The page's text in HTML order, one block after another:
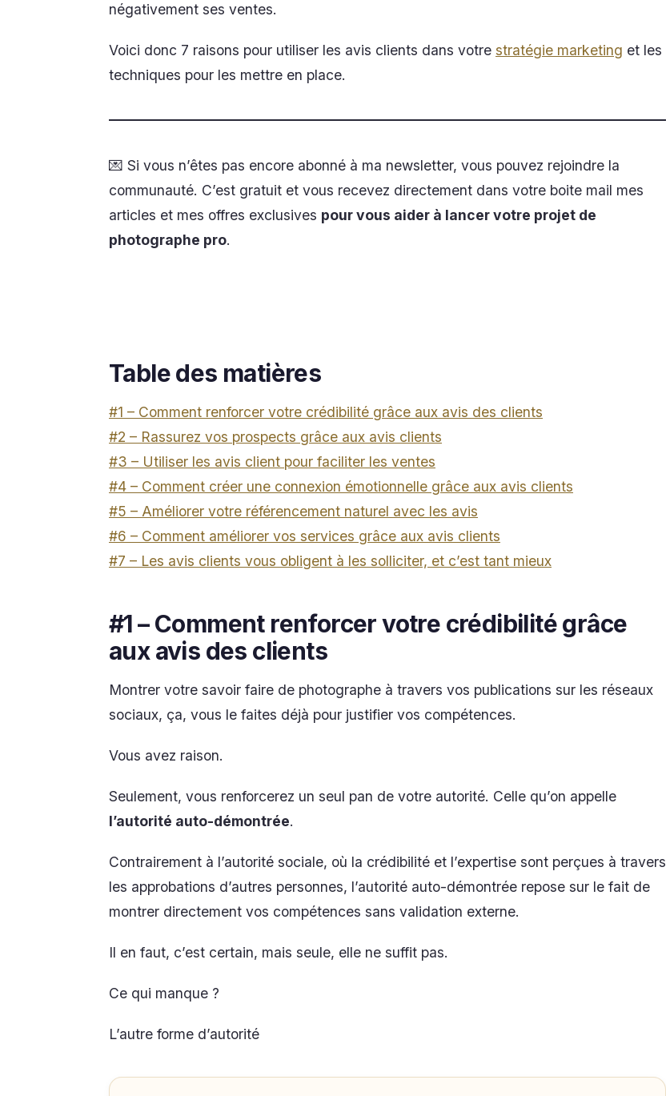
négativement ses ventes.
Voici donc 7 raisons pour utiliser les avis clients dans votre stratégie marketing et les
techniques pour les mettre en place.
💌 Si vous n’êtes pas encore abonné à ma newsletter, vous pouvez rejoindre la
communauté. C’est gratuit et vous recevez directement dans votre boite mail mes
articles et mes offres exclusives pour vous aider à lancer votre projet de
photographe pro.
Table des matières
#1 – Comment renforcer votre crédibilité grâce aux avis des clients
#2 – Rassurez vos prospects grâce aux avis clients
#3 – Utiliser les avis client pour faciliter les ventes
#4 – Comment créer une connexion émotionnelle grâce aux avis clients
#5 – Améliorer votre référencement naturel avec les avis
#6 – Comment améliorer vos services grâce aux avis clients
#7 – Les avis clients vous obligent à les solliciter, et c’est tant mieux
#1 – Comment renforcervotre crédibilitégrâce
aux avis des clients
Montrer votre savoir faire de photographe à travers vos publications sur les réseaux
sociaux, ça, vous le faites déjà pour justifier vos compétences.
Vous avez raison.
Seulement, vous renforcerez un seul pan de votre autorité. Celle qu’on appelle
l’autorité auto-démontrée.
Contrairement à l’autorité sociale, où la crédibilité et l’expertise sont perçues à travers
les approbations d’autres personnes, l’autorité auto-démontrée repose sur le fait de
montrer directement vos compétences sans validation externe.
Il en faut, c’est certain, mais seule, elle ne suffit pas.
Ce qui manque ?
L’autre forme d’autorité